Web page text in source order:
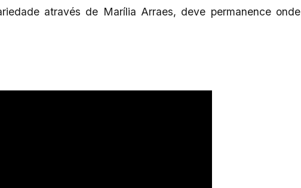
através de Marília Arraes, deve permanence onde